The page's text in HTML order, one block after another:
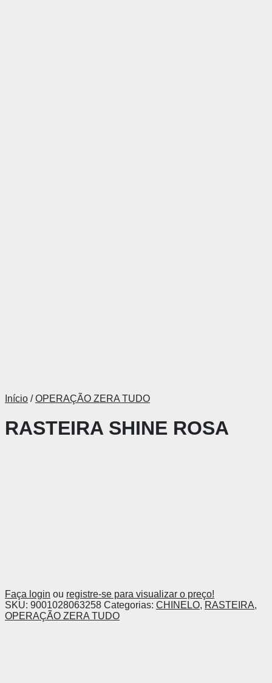
Início / OPERAÇÃO ZERA TUDO
RASTEIRA SHINE ROSA
Faça login ou registre-se para visualizar o preço!
SKU: 9001028063258 Categorias: CHINELO, RASTEIRA,
OPERAÇÃO ZERA TUDO